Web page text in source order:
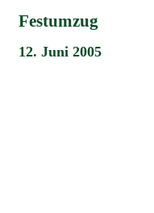
Festumzug
12. Juni 2005